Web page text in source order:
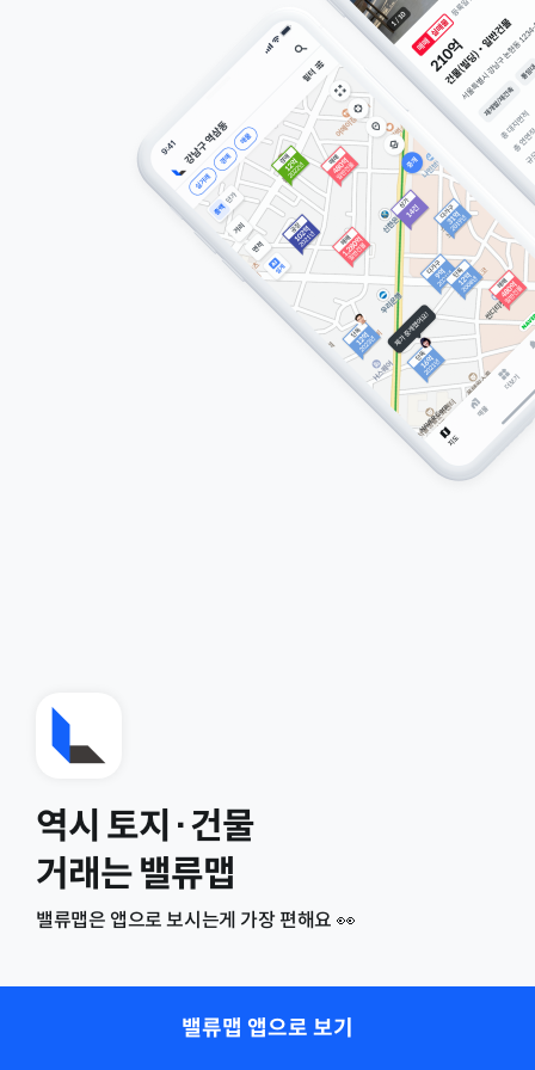
역시 토지·건물
거래는 밸류맵
밸류맵은 앱으로 보시는게 가장 편해요 👀
밸류맵 앱으로 보기